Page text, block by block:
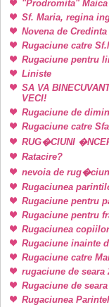
"Prodromita"
Sf. Maria, regina
Novena de
Rugaciune catre
Rugaciune pentru
Liniste
SA VA
VECI!
Rugaciune de
Rugaciune catre
RUG�CIUNI
Ratacire?
nevoia de
Rugaciunea
Rugaciune pentru
Rugaciune pentru
Rugaciunea
Rugaciune inainte
Rugaciune catre
rugaciune de seara
Rugaciune de seara
Rugaciunea